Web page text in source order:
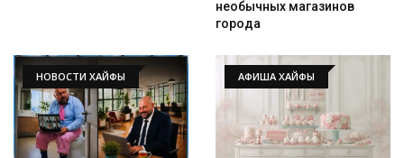
необычных магазинов
города
НОВОСТИ ХАЙФЫ АФИША ХАЙФЫ